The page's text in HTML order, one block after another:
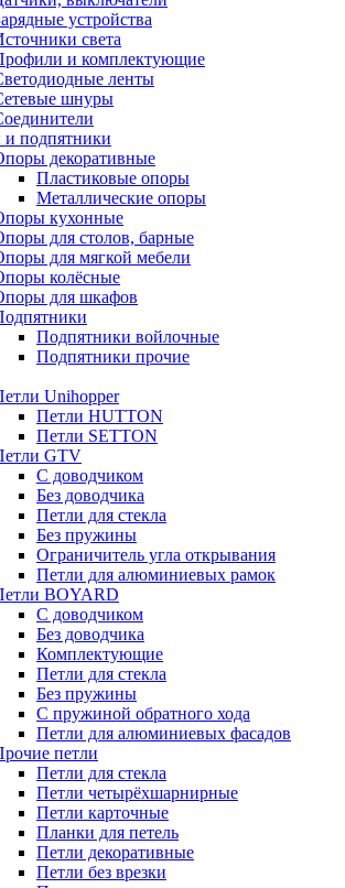
устройства
света
и комплектующие
ленты
шнуры
подпятники
декоративные
Пластиковые опоры
Металлические опоры
кухонные
для столов, барные
для мягкой мебели
колёсные
для шкафов
Подпятники войлочные
Подпятники прочие
Unihopper
Петли HUTTON
Петли SETTON
GTV
С доводчиком
Без доводчика
Петли для стекла
Без пружины
Ограничитель угла открывания
Петли для алюминиевых рамок
BOYARD
С доводчиком
Без доводчика
Комплектующие
Петли для стекла
Без пружины
С пружиной обратного хода
Петли для алюминиевых фасадов
петли
Петли для стекла
Петли четырёхшарнирные
Петли карточные
Планки для петель
Петли декоративные
Петли без врезки